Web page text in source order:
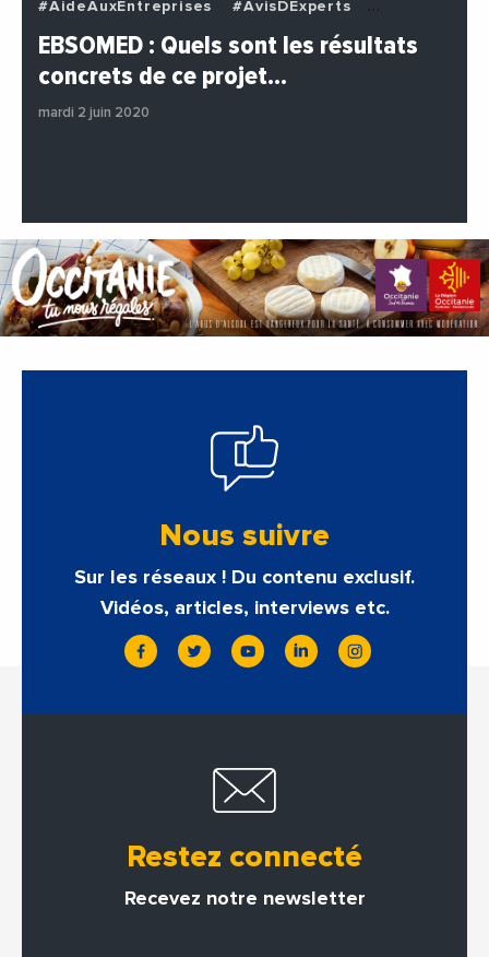
#AideAuxEntreprises
#AvisDExperts
#BuzzNews
#Decideurs
#Entreprises
#Institutions
EBSOMED : Quels sont les résultats
concrets de ce projet…
mardi 2 juin 2020
Nous suivre
Sur les réseaux ! Du contenu exclusif.
Vidéos, articles, interviews etc.
Restez connecté
Recevez notre newsletter